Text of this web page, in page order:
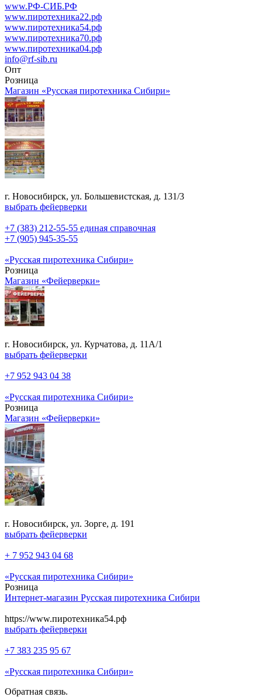
www.РФ-СИБ.РФ
www.пиротехника22.рф
www.пиротехника54.рф
www.пиротехника70.рф
www.пиротехника04.рф
info@rf-sib.ru
Опт
Розница
Магазин «Русская пиротехника Сибири»
г. Новосибирск, ул. Большевистская, д. 131/3
выбрать фейерверки
+7 (383) 212-55-55 единая справочная
+7 (905) 945-35-55
«Русская пиротехника Сибири»
Розница
Магазин «Фейерверки»
г. Новосибирск, ул. Курчатова, д. 11А/1
выбрать фейерверки
+7 952 943 04 38
«Русская пиротехника Сибири»
Розница
Магазин «Фейерверки»
г. Новосибирск, ул. Зорге, д. 191
выбрать фейерверки
+ 7 952 943 04 68
«Русская пиротехника Сибири»
Розница
Интернет-магазин Русская пиротехника Сибири
https://www.пиротехника54.рф
выбрать фейерверки
+7 383 235 95 67
«Русская пиротехника Сибири»
Обратная связь.